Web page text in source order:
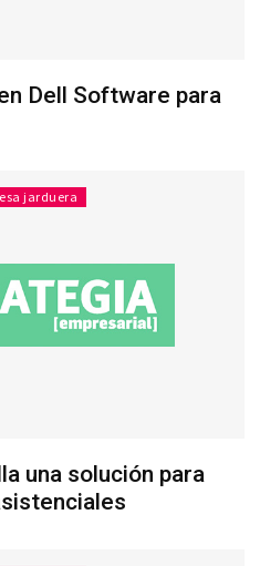
Dell Software para
jarduera
una solución para